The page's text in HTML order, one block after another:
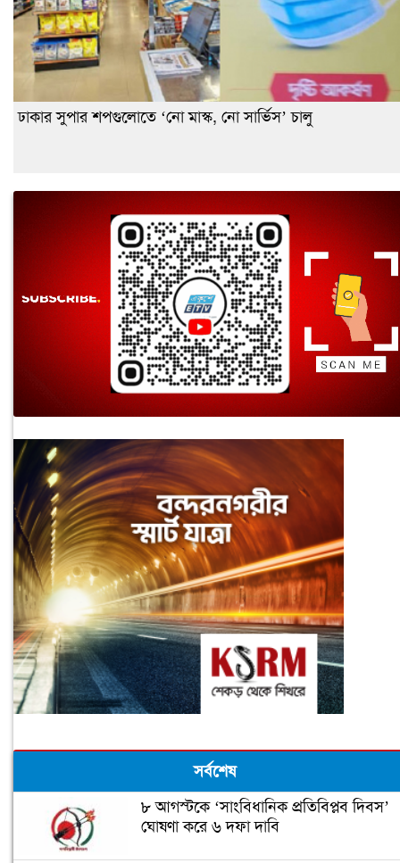
ঢাকার সুপার শপগুলোতে ‘নো মাস্ক, নো সার্ভিস’ চালু
সর্বশেষ
৮ আগস্টকে ‘সাংবিধানিক প্রতিবিপ্লব দিবস’
ঘোষণা করে ৬ দফা দাবি